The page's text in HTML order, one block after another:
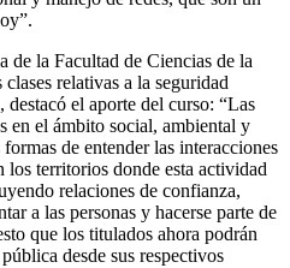
de la Facultad de Ciencias de la
relativas a la seguridad
el aporte del curso: “Las
en el ámbito social, ambiental y
de entender las interacciones
territorios donde esta actividad
relaciones de confianza,
a las personas y hacerse parte de
que los titulados ahora podrán
desde sus respectivos